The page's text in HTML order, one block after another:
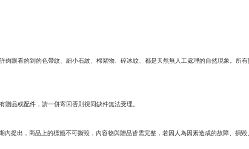
肉眼看的到的色帶紋、細小石紋、棉絮物、碎冰紋、都是天然無人工處理的自然現象。所
贈品或配件，請一併寄回否則視同缺件無法受理。
內提出，商品上的標籤不可撕毀，內容物與贈品皆需完整，若因人為因素造成的故障、損